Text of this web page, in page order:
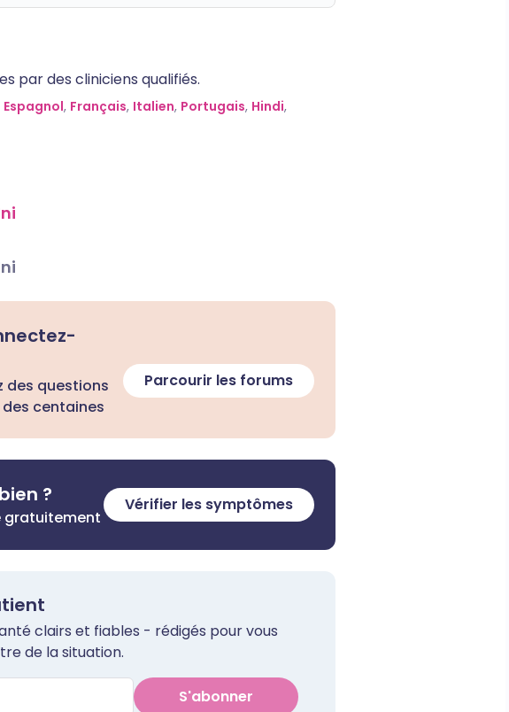
par des cliniciens qualifiés.
Espagnol, Français, Italien, Portugais, Hindi,
des questions
centaines
Parcourir les forums
?
gratuitement
Vérifier les symptômes
clairs et fiables - rédigés pour vous
de la situation.
S'abonner